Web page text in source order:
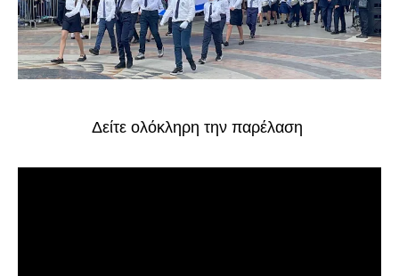
Δείτε ολόκληρη την παρέλαση